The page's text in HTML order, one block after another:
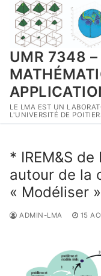
Aller
contenu
UMR 7348 –
LE LMA EST UN
L'UNIVERSITÉ DE
* IREM&S
autour de la
« Modéliser »
ADMIN-LMA 15